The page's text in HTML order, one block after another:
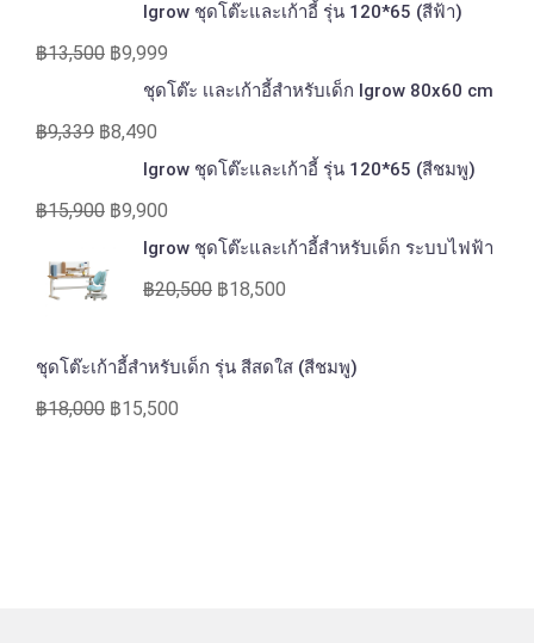
Igrow ชุดโต๊ะและเก้าอี้ รุ่น 120*65 (สีฟ้า)
฿13,500 ฿9,999
ชุดโต๊ะ เเละเก้าอี้สำหรับเด็ก Igrow 80x60 cm
฿9,339 ฿8,490
Igrow ชุดโต๊ะและเก้าอี้ รุ่น 120*65 (สีชมพู)
฿15,900 ฿9,900
Igrow ชุดโต๊ะและเก้าอี้สำหรับเด็ก ระบบไฟฟ้า
฿20,500 ฿18,500
ชุดโต๊ะเก้าอี้สำหรับเด็ก รุ่น สีสดใส (สีชมพู)
฿18,000 ฿15,500